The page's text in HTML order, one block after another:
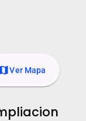
Ver Mapa